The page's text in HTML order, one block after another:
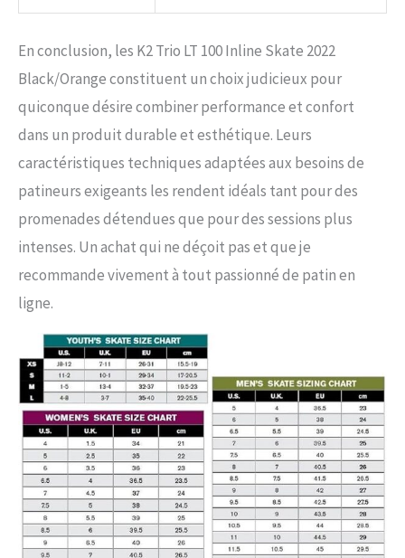
En conclusion, les K2 Trio LT 100 Inline Skate 2022
Black/Orange constituent un choix judicieux pour
quiconque désire combiner performance et confort
dans un produit durable et esthétique. Leurs
caractéristiques techniques adaptées aux besoins de
patineurs exigeants les rendent idéals tant pour des
promenades détendues que pour des sessions plus
intenses. Un achat qui ne déçoit pas et que je
recommande vivement à tout passionné de patin en
ligne.